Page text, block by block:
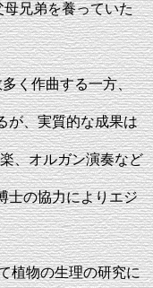
母兄弟を養っていた
く作曲する一方、
が、実質的な成果は
、オルガン演奏など
士の協力によりエジ
植物の生理の研究に